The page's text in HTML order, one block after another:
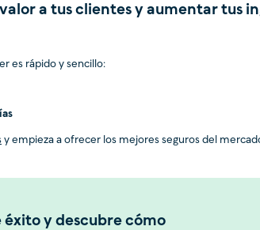
a tus clientes y aumentar tus
es rápido y sencillo:
y empieza a ofrecer los mejores seguros del
éxito y descubre cómo